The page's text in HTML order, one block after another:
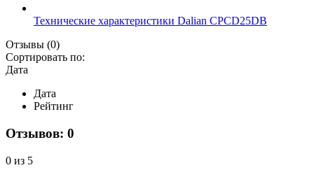
Технические характеристики Dalian CPCD25DB
Отзывы (0)
Сортировать по:
Дата
Дата
Рейтинг
Отзывов: 0
0 из 5